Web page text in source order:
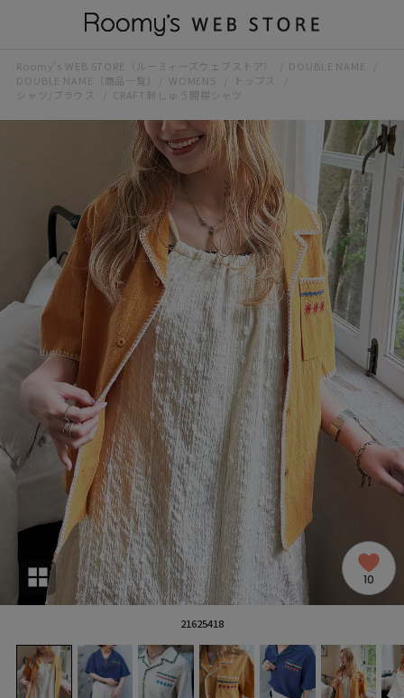
Roomy’s WEB STORE（ルーミィーズウェブストア）
DOUBLE NAME
DOUBLE NAME（商品一覧)
WOMENS
トップス
シャツ/ブラウス
CRAFT刺しゅう開襟シャツ
10
21625418